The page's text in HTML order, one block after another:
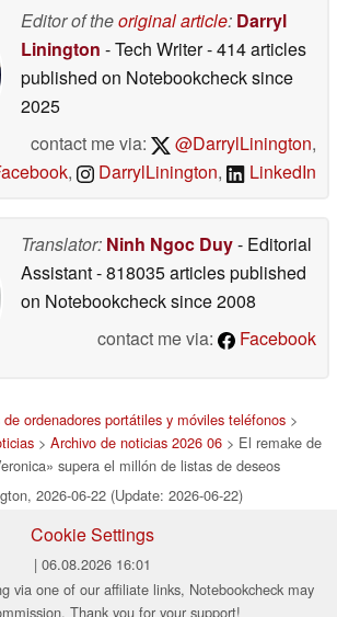
Editor of theoriginal article: Darryl
Linington - Tech Writer- 414 articles
published on Notebookchecksince
2025
contact me via:
@DarrylLinington,
, DarrylLinington, LinkedIn
Translator: Ninh Ngoc Duy- Editorial
Assistant- 818035 articles published
on Notebookchecksince 2008
contact me via:
Facebook
ordenadores portátiles y móviles teléfonos >
> Archivo de noticias 2026 06 > El remake de
supera el millón de listas de deseos
2026-06-22 (Update: 2026-06-22)
Cookie Settings
| 06.08.2026 16:01
via one of our affiliate links, Notebookcheck may
Thank you for your support!